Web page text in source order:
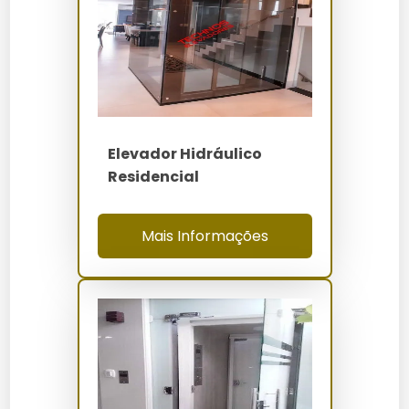
Como Funciona / Como Usar
Inspeção Pré-uso: Verifique o painel de controle
e certifique-se de que não há falhas indicadas.
Entrada na Cabina: Aguarde o nivelamento
Seleção do Andar: Utilize o painel interno para
escolher o andar desejado.
controle durante a operação para qualquer sinal
Saída Segura: Após a parada completa, saia da
cabina com segurança.
Quanto Custa Elevador
Hidráulico Comercial
Maranguape
Elevador Hidráulico
Residencial
Mais Informações